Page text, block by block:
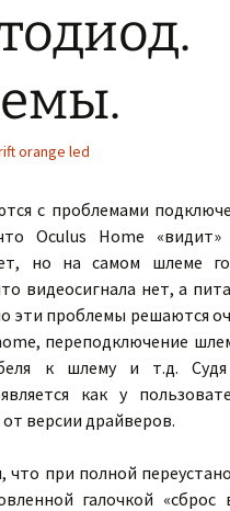
orange led
с проблемами
Oculus Home «видит»
но на самом шлеме
видеосигнала нет, а
эти проблемы решаются
переподключение
к шлему и т.д.
как у
версии драйверов.
что при полной
галочкой «сброс